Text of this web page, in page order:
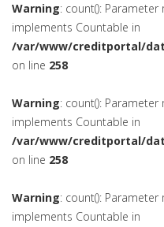
Warning: count():
implements Countable in
/var/www/creditportal/
on line 258
Warning: count():
implements Countable in
/var/www/creditportal/
on line 258
Warning: count():
implements Countable in